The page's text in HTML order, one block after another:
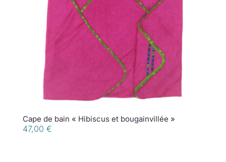
Cape de bain « Hibiscus et bougainvillée »
47,00 €